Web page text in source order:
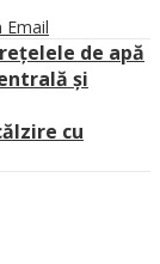
Email
de apă
și
cu